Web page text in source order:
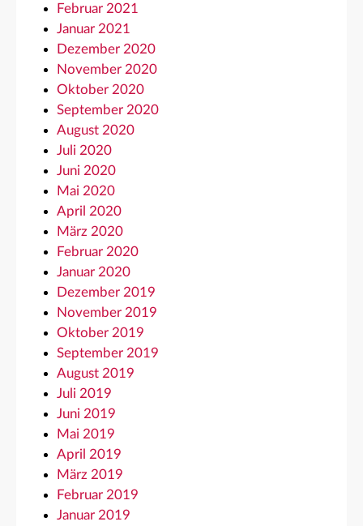
Februar 2021
Januar 2021
Dezember 2020
November 2020
Oktober 2020
September 2020
August 2020
Juli 2020
Juni 2020
Mai 2020
April 2020
März 2020
Februar 2020
Januar 2020
Dezember 2019
November 2019
Oktober 2019
September 2019
August 2019
Juli 2019
Juni 2019
Mai 2019
April 2019
März 2019
Februar 2019
Januar 2019